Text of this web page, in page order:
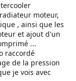
moteur,
, ainsi que les
et ajout d'un
...
raccordé
de la pression
je vois avec